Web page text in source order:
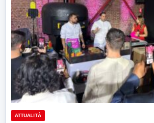
ATTUALITÀ